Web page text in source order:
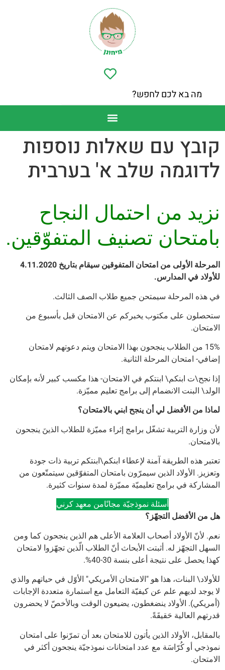
קובץ עם שאלות נוספות
לדוגמה שלב א' בערבית
نزيد من احتمال النجاح
بامتحان تصنيف المتفوّقين.
المرحلة الأولى من امتحان المتفوقين سيقام بتاريخ 4.11.2020
للأولاد في المدارس.
في هذه المرحلة سيمتحن جميع طلاب الصف الثالث.
ستحصلون على مكتوب يخبركم عن الامتحان قبل بأسبوع من
الامتحان.
15% من الطلاب ينجحون بهذا الامتحان ويتم دعوتهم لامتحان
إضافي- امتحان المرحلة الثانية.
إذا نجح\ت ابنكم\ ابنتكم في الامتحان- هذا مكسب كبير لأنه بإمكان
الولد\ البنت الانضمام إلى برامج تعليم مميّزة.
لماذا من الأفضل لي أن ينجح ابني بالامتحان؟
لأن وزارة التربية تشغّل برامج إثراء مميّزة للطلاب الذينَ ينجحون
بالامتحان.
تعتبر هذه الطريقة آمنة لإعطاء ابنكم\ابنتكم تربية ذات جودة
وتعزيز. الأولاد الذين سيمرّون بامتحان المتفوّقين سيتمتّعون من
المشاركة في برامج تعليميّة مميّزة لمدة سنوات كثيرة.
أسئلة نموذجيّة مجانًامن معهد كرني
هل من الأفضل التجهّز؟
نعم. لأنّ الأولاد أصحاب العلامة الأعلى هم الذين ينجحون كما ومن
السهل التجهّز له. أثبتت الأبحاث أنّ الطلاب الّذين تجهّزوا لامتحان
كهذا يحصل على نتيجة أعلى بنسة 30-40%.
للأولاد\ البنات، هذا هو "الامتحان الأمريكي" الأوّل في حياتهم والذي
لا يوجد لديهم علم عن كيفيّة التعامل مع استمارة متعددة الإجابات
(أمريكي). الأولاد ينضغطون، يضيعون الوقت وبالأخصّ لا يحضرون
قدرتهم العالية حَقيقَةً.
بالمقابل، الأولاد الذين يأتون للامتحان بعد أن تمرّنوا على امتحان
نموذجي أو كُرّاسَة مع عدد امتحانات نموذجيّة ينجحون أكثر في
الامتحان.